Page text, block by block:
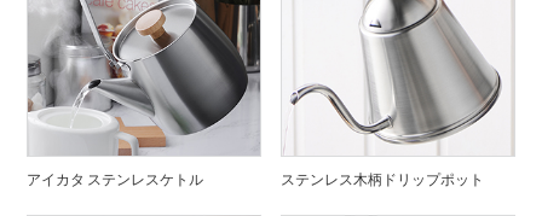
アイカタ ステンレスケトル ステンレス木柄ドリップポット